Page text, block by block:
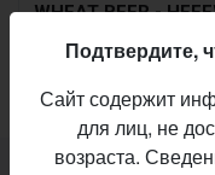
WHEAT BEER -
Пиво по заданным
Подтвердите,
Сайт содержит
для лиц, не
возраста.